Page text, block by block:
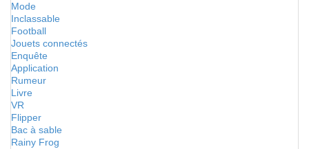
Mode
Inclassable
Football
Jouets connectés
Enquête
Application
Rumeur
Livre
VR
Flipper
Bac à sable
Rainy Frog